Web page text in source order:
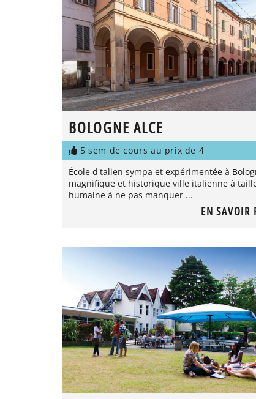
BOLOGNE ALCE
5 sem de cours au prix de 4
École d'talien sympa et expérimentée à
magnifique et historique ville italienne à
humaine à ne pas manquer ...
EN SAVOIR